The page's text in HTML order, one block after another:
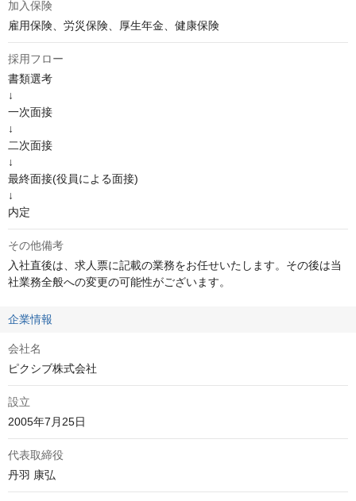
加入保険
雇用保険、労災保険、厚生年金、健康保険
採用フロー
書類選考
↓
一次面接
↓
二次面接
↓
最終面接(役員による面接)
↓
内定
その他備考
入社直後は、求人票に記載の業務をお任せいたします。その後は当
社業務全般への変更の可能性がございます。
企業情報
会社名
ピクシブ株式会社
設立
2005年7月25日
代表取締役
丹羽 康弘